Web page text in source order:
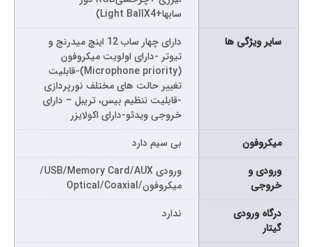
سابها+Light BallX4)
سایر ویژگی ها
دارای چهار ساب 12 اینچ میدرنج و
تیوتر -دارای اولویت میکروفون
(Microphone priority)-قابلیت
تغییر حالت های مختلف نورپردازی
-قابلیت تنظیم بیس، تریبل – دارای
خروجی ویدئو-دارای اکولایزر
میکروفون
بی سیم دارد
ورودی و
خروجی
ورودی USB/Memory Card/AUX/
میکروفون/Optical/Coaxial
درگاه ورودی
گیتار
ندارد